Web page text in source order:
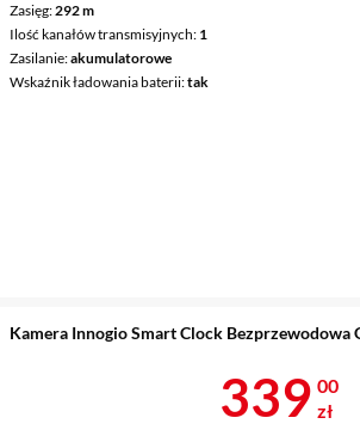
Zasięg 292 m
Ilość kanałów transmisyjnych 1
Zasilanie akumulatorowe
Wskaźnik ładowania baterii tak
Kamera Innogio Smart Clock Bezprzewodowa
Cena
339 00
zł